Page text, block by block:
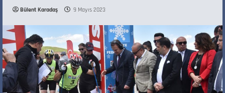
Bülent Karadaş 9 Mayıs 2023